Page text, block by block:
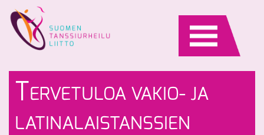
content
ERVETULOA VAKIO- JA
LATINALAISTANSSIEN